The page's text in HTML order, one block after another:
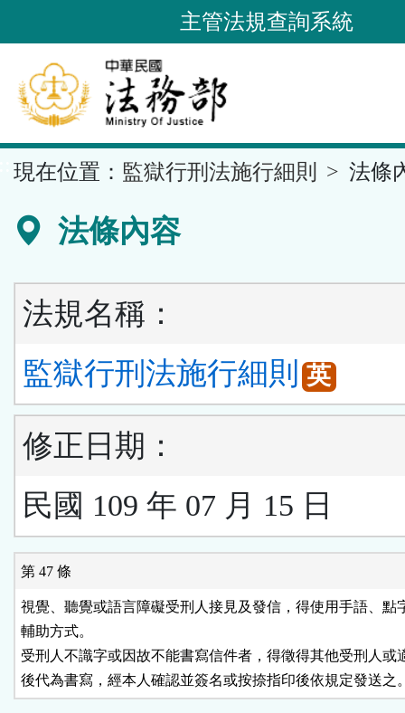
到
要
內
容
區
主管法規查詢系統
現在位置： 監獄行刑法施行細則 法條
法條內容
法規名稱：
監獄行刑法施行細則 英
修正日期：
民國 109 年 07 月 15 日
第 47 條
視覺、聽覺或語言障礙受刑人接見及發信，得使用手語、點
輔助方式。
受刑人不識字或因故不能書寫信件者，得徵得其他受刑人或
後代為書寫，經本人確認並簽名或按捺指印後依規定發送之